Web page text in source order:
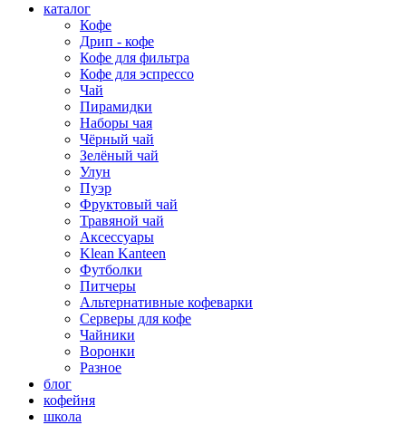
каталог
Кофе
Дрип - кофе
Кофе для фильтра
Кофе для эспрессо
Чай
Пирамидки
Наборы чая
Чёрный чай
Зелёный чай
Улун
Пуэр
Фруктовый чай
Травяной чай
Аксессуары
Klean Kanteen
Футболки
Питчеры
Альтернативные кофеварки
Серверы для кофе
Чайники
Воронки
Разное
блог
кофейня
школа